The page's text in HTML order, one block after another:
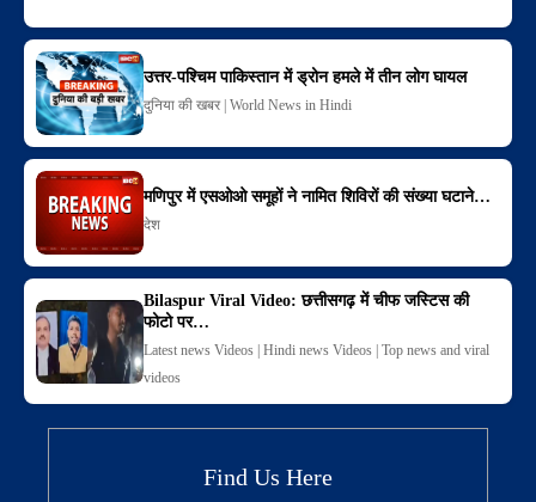
उत्तर-पश्चिम पाकिस्तान में ड्रोन हमले में तीन लोग घायल
दुनिया की खबर | World News in Hindi
मणिपुर में एसओओ समूहों ने नामित शिविरों की संख्या घटाने…
देश
Bilaspur Viral Video: छत्तीसगढ़ में चीफ जस्टिस की
फोटो पर…
Latest news Videos | Hindi news Videos | Top news and viral
videos
Find Us Here